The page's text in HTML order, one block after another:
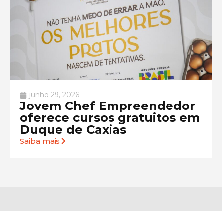
junho 29, 2026
Jovem Chef Empreendedor
oferece cursos gratuitos em
Duque de Caxias
Saiba mais